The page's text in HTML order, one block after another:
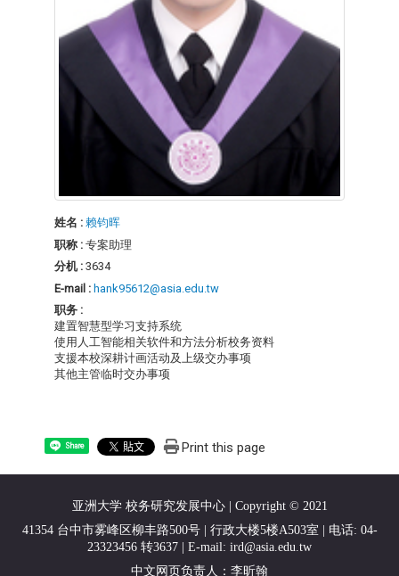
姓名 : 赖钧晖
职称 : 专案助理
分机 : 3634
E-mail : hank95612@asia.edu.tw
职务 :
建置智慧型学习支持系统
使用人工智能相关软件和方法分析校务资料
支援本校深耕计画活动及上级交办事项
其他主管临时交办事项
Share Print this page
亚洲大学 校务研究发展中心 | Copyright © 2021
41354 台中市雾峰区柳丰路500号 | 行政大楼5楼A503室 | 电话: 04-
23323456 转3637 | E-mail: ird@asia.edu.tw
中文网页负责人：李昕翰